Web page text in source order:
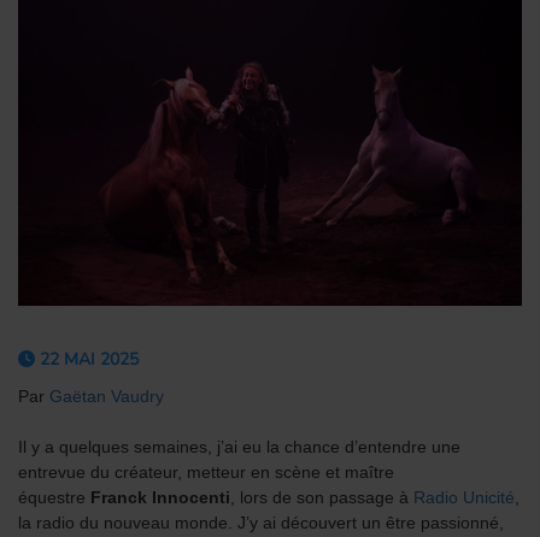
22 MAI 2025
Par Gaëtan Vaudry
Il y a quelques semaines, j’ai eu la chance d’entendre une
entrevue du créateur, metteur en scène et maître
équestre Franck Innocenti, lors de son passage à Radio Unicité,
la radio du nouveau monde. J’y ai découvert un être passionné,